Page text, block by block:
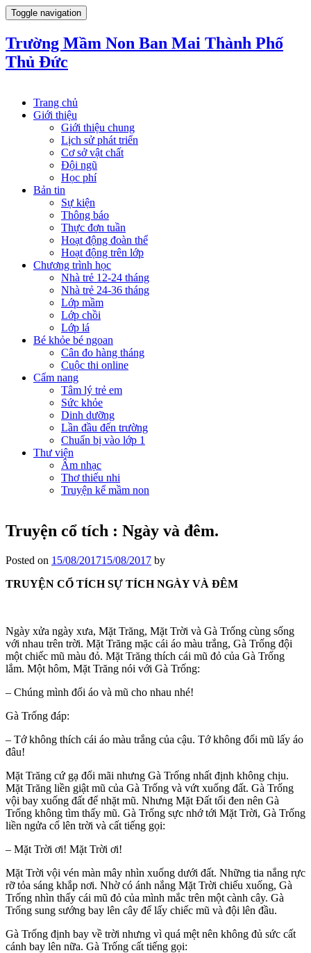
Toggle navigation
Trường Mầm Non Ban Mai Thành Phố
Thủ Đức
Trang chủ
Giới thiệu
Giới thiệu chung
Lịch sử phát triển
Cơ sở vật chất
Đội ngũ
Học phí
Bản tin
Sự kiện
Thông báo
Thực đơn tuần
Hoạt động đoàn thể
Hoạt động trên lớp
Chương trình học
Nhà trẻ 12-24 tháng
Nhà trẻ 24-36 tháng
Lớp mầm
Lớp chồi
Lớp lá
Bé khỏe bé ngoan
Cân đo hàng tháng
Cuộc thi online
Cẩm nang
Tâm lý trẻ em
Sức khỏe
Dinh dưỡng
Lần đầu đến trường
Chuẩn bị vào lớp 1
Thư viện
Âm nhạc
Thơ thiếu nhi
Truyện kể mầm non
Truyện cổ tích : Ngày và đêm.
Posted on 15/08/201715/08/2017 by
TRUYỆN CỔ TÍCHSỰ TÍCH NGÀY VÀ ĐÊM
Ngày xửa ngày xưa, Mặt Trăng, Mặt Trời và Gà Trống cùng sống
với nhau trên trời. Mặt Trăng mặc cái áo màu trắng, Gà Trống đội
một chiếc mũ màu đỏ. Mặt Trăng thích cái mũ đỏ của Gà Trống
lắm. Một hôm, Mặt Trăng nói với Gà Trống:
– Chúng mình đổi áo và mũ cho nhau nhé!
Gà Trống đáp:
– Tớ không thích cái áo màu trắng của cậu. Tớ không đổi mũ lấy áo
đâu!
Mặt Trăng cứ gạ đổi mãi nhưng Gà Trống nhất định không chịu.
Mặt Trăng liền giật mũ của Gà Trống và vứt xuống đất. Gà Trống
vội bay xuống đất để nhặt mũ. Nhưng Mặt Đất tối đen nên Gà
Trống không tìm thấy mũ. Gà Trống sực nhớ tới Mặt Trời, Gà Trống
liền ngửa cổ lên trời và cất tiếng gọi:
– Mặt Trời ơi! Mặt Trời ơi!
Mặt Trời vội vén màn mây nhìn xuống dưới đất. Những tia nắng rực
rỡ tỏa sáng khắp nơi. Nhờ có ánh nắng Mặt Trời chiếu xuống, Gà
Trống nhìn thấy cái mũ đỏ của mình mắc trên một cành cây. Gà
Trống sung sướng bay lên cây để lấy chiếc mũ và đội lên đầu.
Gà Trống định bay về trời nhưng vì quá mệt nên không đủ sức cất
cánh bay lên nữa. Gà Trống cất tiếng gọi: